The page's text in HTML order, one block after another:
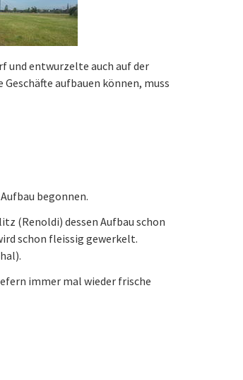
und entwurzelte auch auf der
aufbauen können, muss
begonnen.
(Renoldi) dessen Aufbau schon
schon fleissig gewerkelt.
immer mal wieder frische